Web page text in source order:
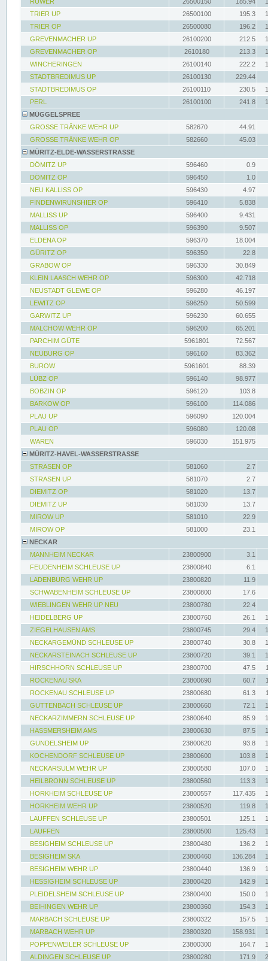
TRIER UP
26500100 195.3
TRIER OP
26500080 196.2
GREVENMACHER UP
26100200 212.5
GREVENMACHER OP
2610180 213.3
WINCHERINGEN
26100140 222.2
STADTBREDIMUS UP
26100130
229.44
STADTBREDIMUS OP
26100110 230.5
PERL
26100100 241.8
MÜGGELSPREE
GROSSE TRÄNKE WEHR UP
582670
44.91
GROSSE TRÄNKE WEHR OP
582660
45.03
MÜRITZ-ELDE-WASSERSTRASSE
DÖMITZ UP
596460
0.9
DÖMITZ OP
596450
1.0
NEU KALLISS OP
596430
4.97
FINDENWIRUNSHIER OP
596410
5.838
MALLISS UP
596400
9.431
MALLISS OP
596390
9.507
ELDENA OP
596370
18.004
GÜRITZ OP
596350
22.8
GRABOW OP
596330
30.849
KLEIN LAASCH WEHR OP
596300
42.718
NEUSTADT GLEWE OP
596280
46.197
LEWITZ OP
596250
50.599
GARWITZ UP
596230
60.655
MALCHOW WEHR OP
596200
65.201
PARCHIM GÜTE
5961801
72.567
NEUBURG OP
596160
83.362
BUROW
5961601
88.39
LÜBZ OP
596140
98.977
BOBZIN OP
596120
103.8
BARKOW OP
596100
114.086
PLAU UP
596090
120.004
PLAU OP
596080
120.08
WAREN
596030
151.975
MÜRITZ-HAVEL-WASSERSTRASSE
STRASEN OP
581060
2.7
STRASEN UP
581070
2.7
DIEMITZ OP
581020
13.7
DIEMITZ UP
581030
13.7
MIROW UP
581010
22.9
MIROW OP
581000
23.1
NECKAR
MANNHEIM NECKAR
23800900
3.1
FEUDENHEIM SCHLEUSE UP
23800840
6.1
LADENBURG WEHR UP
23800820
11.9
SCHWABENHEIM SCHLEUSE UP
23800800
17.6
WIEBLINGEN WEHR UP NEU
23800780
22.4
HEIDELBERG UP
23800760 26.1
ZIEGELHAUSEN AMS
23800745 29.4
NECKARGEMÜND SCHLEUSE UP
23800740 30.8
NECKARSTEINACH SCHLEUSE UP
23800720 39.1
HIRSCHHORN SCHLEUSE UP
23800700 47.5
ROCKENAU SKA
23800690 60.7
ROCKENAU SCHLEUSE UP
23800680 61.3
GUTTENBACH SCHLEUSE UP
23800660 72.1
NECKARZIMMERN SCHLEUSE UP
23800640 85.9
HASSMERSHEIM AMS
23800630 87.5
GUNDELSHEIM UP
23800620 93.8
KOCHENDORF SCHLEUSE UP
23800600 103.8
NECKARSULM WEHR UP
23800580 107.0
HEILBRONN SCHLEUSE UP
23800560 113.3
HORKHEIM SCHLEUSE UP
23800557 117.435
HORKHEIM WEHR UP
23800520 119.8
LAUFFEN SCHLEUSE UP
23800501 125.1
LAUFFEN
23800500 125.43
BESIGHEIM SCHLEUSE UP
23800480 136.2
BESIGHEIM SKA
23800460 136.284
BESIGHEIM WEHR UP
23800440 136.9
HESSIGHEIM SCHLEUSE UP
23800420 142.9
PLEIDELSHEIM SCHLEUSE UP
23800400 150.0
BEIHINGEN WEHR UP
23800360 154.3
MARBACH SCHLEUSE UP
23800322 157.5
MARBACH WEHR UP
23800320 158.931
POPPENWEILER SCHLEUSE UP
23800300 164.7
ALDINGEN SCHLEUSE UP
23800280 171.9